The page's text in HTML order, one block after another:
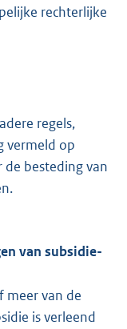
rechterlijke
regels,
vermeld op
besteding van
van subsidie-
meer van de
is verleend